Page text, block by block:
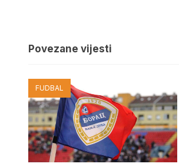
Povezane vijesti
FUDBAL